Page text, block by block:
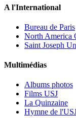
A l'International
Bureau de Paris
North America
Saint Joseph
Multimédias
Albums photos
Films USJ
La Quinzaine
Hymne de